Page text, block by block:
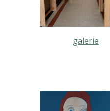
galerie